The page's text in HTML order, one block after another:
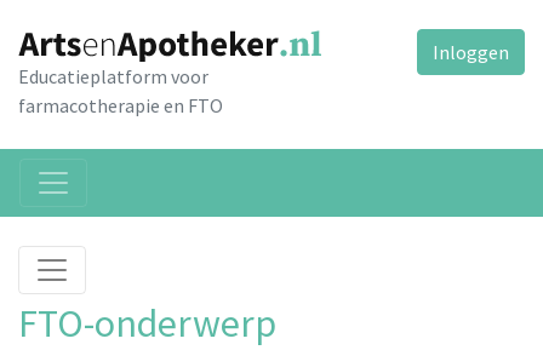
Educatieplatform voor
farmacotherapie en FTO
Inloggen
FTO-onderwerp